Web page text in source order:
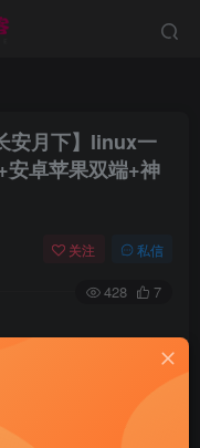
安月下】linux一
卓苹果双端+神
关注 私信
428 7